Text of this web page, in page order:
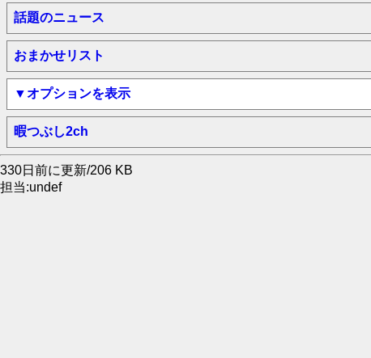
話題のニュース
おまかせリスト
▼オプションを表示
暇つぶし2ch
330日前に更新/206 KB
担当:undef